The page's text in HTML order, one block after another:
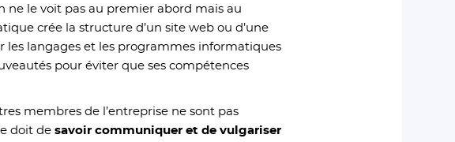
ne le voit pas au premier abord mais au
crée la structure d’un site web ou d’une
les langages et les programmes informatiques
pour éviter que ses compétences
membres de l’entreprise ne sont pas
doit desavoir communiquer et de vulgariser